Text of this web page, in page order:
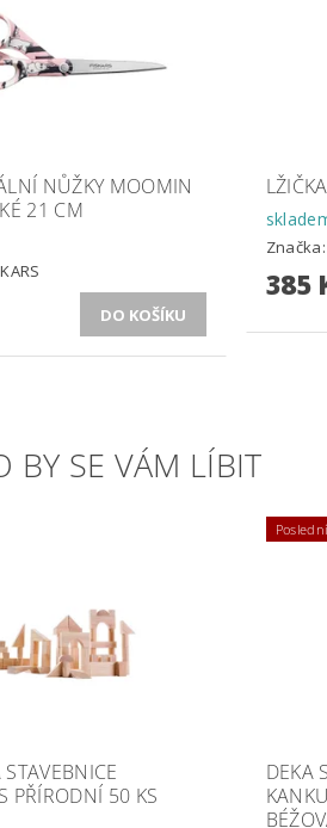
NŮŽKY MOOMIN
21 CM
385
BY SE VÁM LÍBIT
PŘÍRODNÍ 50 KS
DEKA